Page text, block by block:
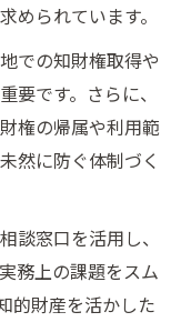
められています。
での知財権取得や
要です。さらに、
権の帰属や利用範
然に防ぐ体制づく
談窓口を活用し、
務上の課題をスム
的財産を活かした